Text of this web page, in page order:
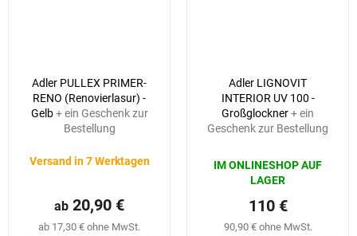
Adler PULLEX PRIMER-
RENO (Renovierlasur) -
Gelb+ ein Geschenk zur
Bestellung
Versand in 7 Werktagen
ab 17,30 € ohne MwSt.
ab 20,90 €
Adler LIGNOVIT
INTERIOR UV 100 -
Großglockner+ ein
Geschenk zur Bestellung
IM ONLINESHOP AUF
LAGER
90,90 € ohne MwSt.
110 €